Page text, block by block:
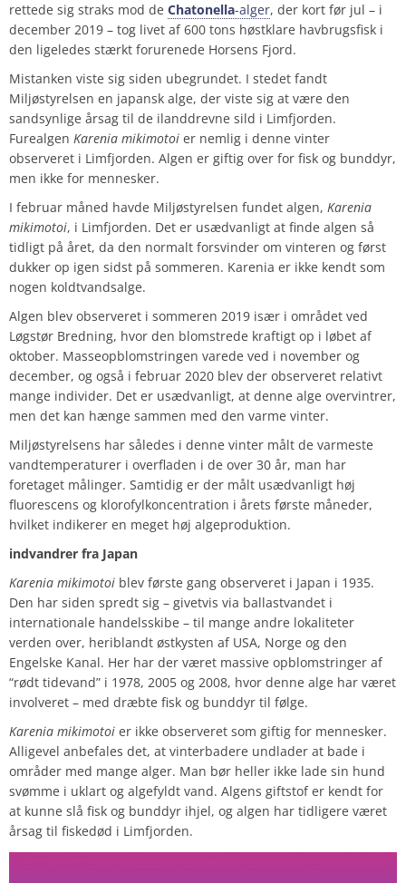
rettede sig straks mod de Chatonella-alger, der kort før jul – i
december 2019 – tog livet af 600 tons høstklare havbrugsfisk i
den ligeledes stærkt forurenede Horsens Fjord.
Mistanken viste sig siden ubegrundet. I stedet fandt
Miljøstyrelsen en japansk alge, der viste sig at være den
sandsynlige årsag til de ilanddrevne sild i Limfjorden.
Furealgen Karenia mikimotoi er nemlig i denne vinter
observeret i Limfjorden. Algen er giftig over for fisk og bunddyr,
men ikke for mennesker.
I februar måned havde Miljøstyrelsen fundet algen, Karenia
mikimotoi, i Limfjorden. Det er usædvanligt at finde algen så
tidligt på året, da den normalt forsvinder om vinteren og først
dukker op igen sidst på sommeren. Karenia er ikke kendt som
nogen koldtvandsalge.
Algen blev observeret i sommeren 2019 især i området ved
Løgstør Bredning, hvor den blomstrede kraftigt op i løbet af
oktober. Masseopblomstringen varede ved i november og
december, og også i februar 2020 blev der observeret relativt
mange individer. Det er usædvanligt, at denne alge overvintrer,
men det kan hænge sammen med den varme vinter.
Miljøstyrelsens har således i denne vinter målt de varmeste
vandtemperaturer i overfladen i de over 30 år, man har
foretaget målinger. Samtidig er der målt usædvanligt høj
fluorescens og klorofylkoncentration i årets første måneder,
hvilket indikerer en meget høj algeproduktion.
indvandrer fra Japan
Karenia mikimotoi blev første gang observeret i Japan i 1935.
Den har siden spredt sig – givetvis via ballastvandet i
internationale handelsskibe – til mange andre lokaliteter
verden over, heriblandt østkysten af USA, Norge og den
Engelske Kanal. Her har der været massive opblomstringer af
“rødt tidevand” i 1978, 2005 og 2008, hvor denne alge har været
involveret – med dræbte fisk og bunddyr til følge.
Karenia mikimotoi er ikke observeret som giftig for mennesker.
Alligevel anbefales det, at vinterbadere undlader at bade i
områder med mange alger. Man bør heller ikke lade sin hund
svømme i uklart og algefyldt vand. Algens giftstof er kendt for
at kunne slå fisk og bunddyr ihjel, og algen har tidligere været
årsag til fiskedød i Limfjorden.